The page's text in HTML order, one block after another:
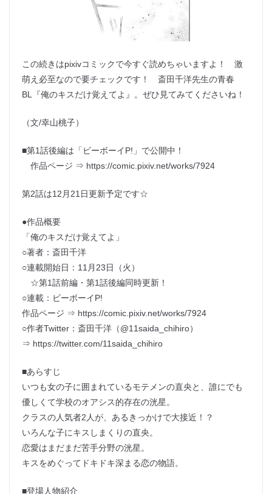
この続きはpixivコミックで今すぐ読めちゃいますよ！ 激
萌え必至なので要チェックです！ 斎田千洋先生の青春
BL『俺のキスだけ覚えてよ』。ぜひ見てみてくださいね！
（文/幸山桃子）
■第1話後編は「ビーボーイP!」で公開中！
作品ページ ⇒ https://comic.pixiv.net/works/7924
第2話は12月21日更新予定です☆
●作品概要
「俺のキスだけ覚えてよ」
○著者：斎田千洋
○連載開始日：11月23日（火）
☆第1話前編・第1話後編同時更新！
○連載：ビーボーイP!
作品ページ ⇒ https://comic.pixiv.net/works/7924
○作者Twitter：斎田千洋（@11saida_chihiro）
⇒ https://twitter.com/11saida_chihiro
■あらすじ
いつも女の子に囲まれているモテメンの直央と、誰にでも
優しくて学校のオアシス的存在の洸星。
クラスの人気者2人が、あるきっかけで大接近！？
いろんな子にキスしまくりの直央。
恋愛はまだまだ苦手分野の洸星。
キスをめぐってドキドキ深まる恋の物語。
■登場人物紹介